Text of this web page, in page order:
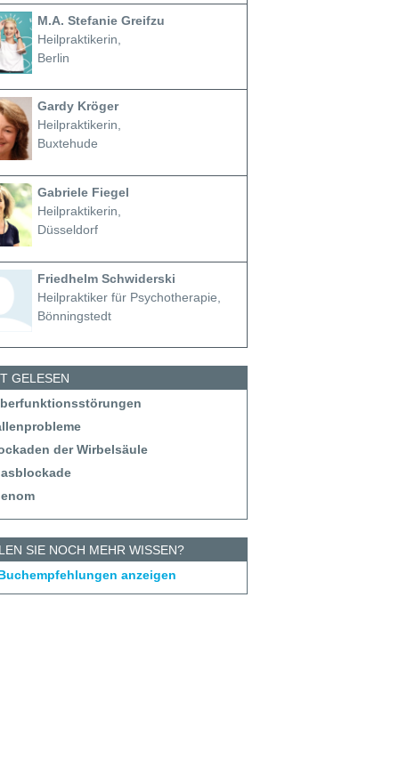
M.A. Stefanie Greifzu
Heilpraktikerin,
Berlin
Gardy Kröger
Heilpraktikerin,
Buxtehude
Gabriele Fiegel
Heilpraktikerin,
Düsseldorf
Friedhelm Schwiderski
Heilpraktiker für Psychotherapie,
Bönningstedt
GELESEN
der Wirbelsäule
SIE NOCH MEHR WISSEN?
anzeigen